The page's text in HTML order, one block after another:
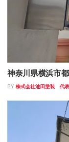
神奈川県横浜市
BY 株式会社池田塗装 代